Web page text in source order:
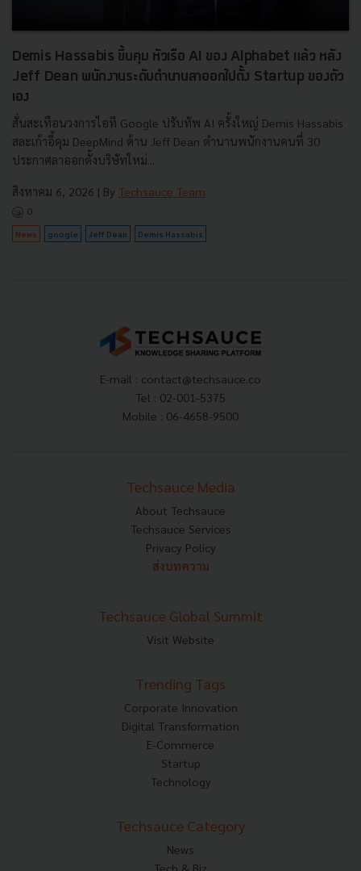
Demis Hassabis ขึ้นคุม หัวเรือ AI ของ Alphabet แล้ว หลัง
Jeff Dean พนักงานระดับตำนานลาออกไปตั้ง Startup ของตัว
เอง
สั่นสะเทือนวงการไอที Google ปรับทัพ AI ครั้งใหญ่ Demis Hassabis
สละเก้าอี้คุม DeepMind ด้าน Jeff Dean ตำนานพนักงานคนที่ 30
ประกาศลาออกตั้งบริษัทใหม่...
สิงหาคม 6, 2026 | By Techsauce Team
0
News google Jeff Dean Demis Hassabis
E-mail : contact@techsauce.co
Tel : 02-001-5375
Mobile : 06-4658-9500
Techsauce Media
About Techsauce
Techsauce Services
Privacy Policy
ส่งบทความ
Techsauce Global Summit
Visit Website
Trending Tags
Corporate Innovation
Digital Transformation
E-Commerce
Startup
Technology
Techsauce Category
News
Tech & Biz